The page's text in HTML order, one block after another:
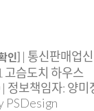
인] | 통신판매업
고슴도치 하우스
보책임자: 양미
PSDesign